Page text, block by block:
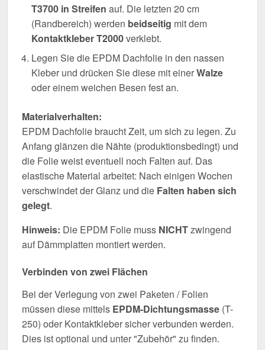
T3700 in Streifen auf. Die letzten 20 cm
(Randbereich) werden beidseitig mit dem
Kontaktkleber T2000verklebt.
Legen Sie die EPDM Dachfolie in den nassen
Kleber und drücken Sie diese mit einerWalze
oder einem weichen Besen fest an.
Materialverhalten:
EPDM Dachfolie braucht Zeit, um sich zu legen. Zu
Anfang glänzen die Nähte (produktionsbedingt) und
die Folie weist eventuell noch Falten auf. Das
elastische Material arbeitet: Nach einigen Wochen
verschwindet der Glanz und die Falten haben sich
gelegt.
Hinweis: Die EPDM Folie muss NICHTzwingend
auf Dämmplatten montiert werden.
Verbinden von zwei Flächen
Bei der Verlegung von zwei Paketen / Folien
müssen diese mittels EPDM-Dichtungsmasse (T-
250) oder Kontaktkleber sicher verbunden werden.
Dies ist optional und unter "Zubehör" zu finden.